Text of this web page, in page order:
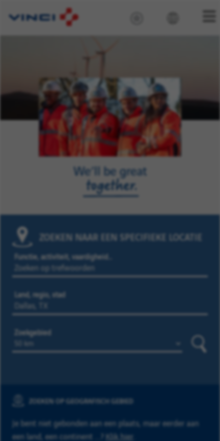
ZOEKEN NAAR EEN SPECIFIEKE LOCATIE
Functie, activiteit, vaardigheid…
Land, regio, stad
Zoekgebied
ZOEKEN OP GEOGRAFISCH GEBIED
Je bent niet gebonden aan een plaats, maar eerder aan
een land, een continent ...? Klik hier